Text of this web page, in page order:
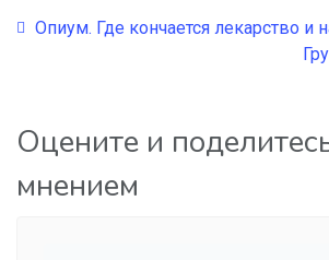
Опиум. Где кончается лекарство и
Оцените и
мнением